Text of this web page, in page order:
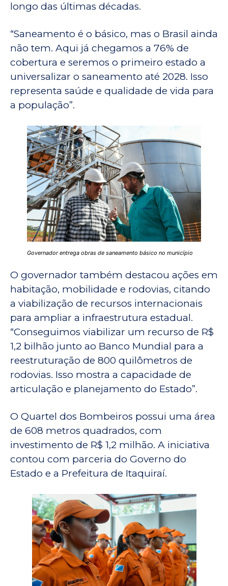
longo das últimas décadas.
“Saneamento é o básico, mas o Brasil ainda
não tem. Aqui já chegamos a 76% de
cobertura e seremos o primeiro estado a
universalizar o saneamento até 2028. Isso
representa saúde e qualidade de vida para
a população”.
Governador entrega obras de saneamento básico no município
O governador também destacou ações em
habitação, mobilidade e rodovias, citando
a viabilização de recursos internacionais
para ampliar a infraestrutura estadual.
“Conseguimos viabilizar um recurso de R$
1,2 bilhão junto ao Banco Mundial para a
reestruturação de 800 quilômetros de
rodovias. Isso mostra a capacidade de
articulação e planejamento do Estado”.
O Quartel dos Bombeiros possui uma área
de 608 metros quadrados, com
investimento de R$ 1,2 milhão. A iniciativa
contou com parceria do Governo do
Estado e a Prefeitura de Itaquiraí.